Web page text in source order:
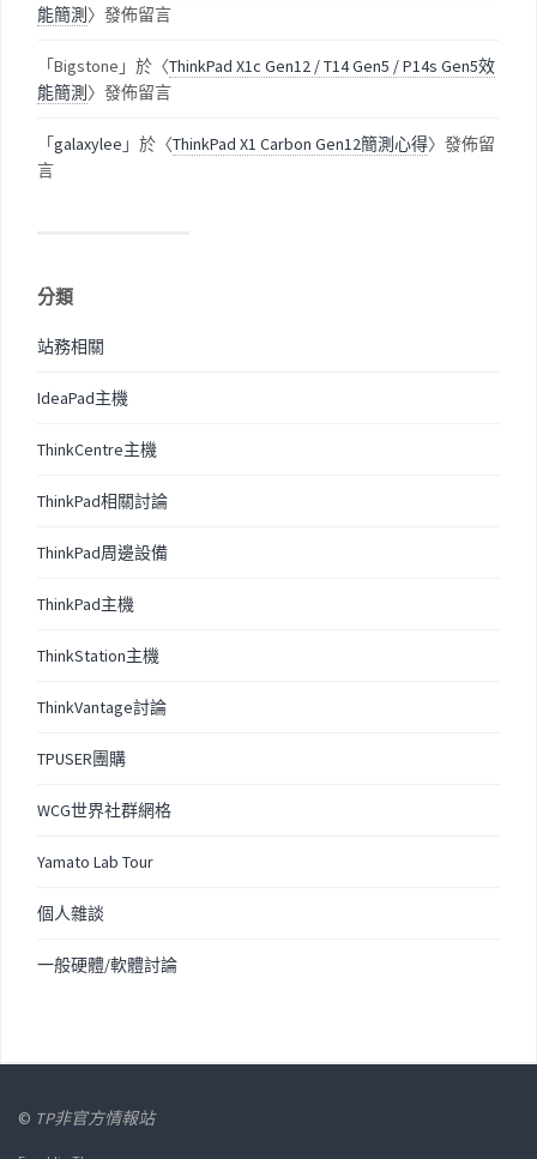
能簡測〉發佈留言
「Bigstone 」於〈ThinkPad X1c Gen12 / T14 Gen5 / P14s Gen5效
能簡測〉發佈留言
「galaxylee 」於〈ThinkPad X1 Carbon Gen12簡測心得〉發佈留
言
分類
站務相關
IdeaPad主機
ThinkCentre主機
ThinkPad相關討論
ThinkPad周邊設備
ThinkPad主機
ThinkStation主機
ThinkVantage討論
TPUSER團購
WCG世界社群網格
Yamato Lab Tour
個人雜談
一般硬體/軟體討論
© TP非官方情報站